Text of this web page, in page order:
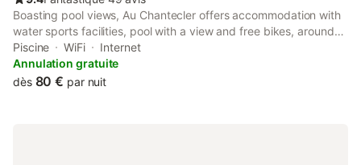
Boasting pool views, Au Chantecler offers accommodation with
water sports facilities, pool with a view and free bikes, around
29 km from Matisse Museum. Featuring a 24-hour front desk,
this property also provides guests with an outdoor fireplace.
Piscine WiFi
Internet
Annulation gratuite
dès 80 € par nuit